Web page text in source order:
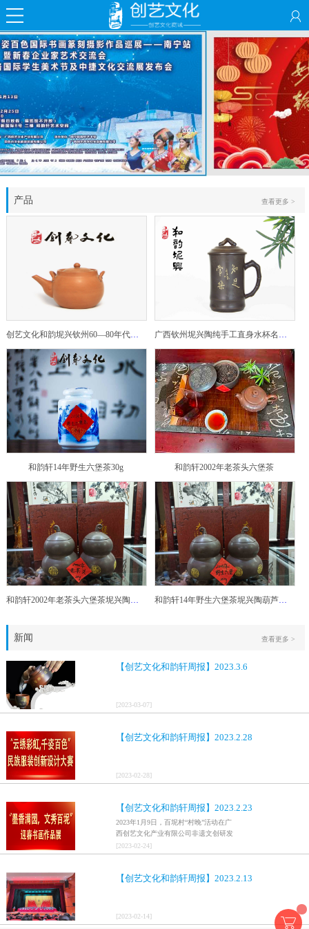
产品 查看更多 >
创艺文化和韵坭兴钦州60—80年代坭兴陶老壶——玉奎壶 广西钦州坭兴陶纯手工直身水杯名家陶瓷大师紫砂建水紫陶
和韵轩14年野生六堡茶30g 和韵轩2002年老茶头六堡茶
和韵轩2002年老茶头六堡茶坭兴陶葫芦茶罐 和韵轩14年野生六堡茶坭兴陶葫芦茶罐
新闻
【创艺文化和韵轩周报】2023.3.6
[2023-03-07]
【创艺文化和韵轩周报】2023.2.28
[2023-02-28]
【创艺文化和韵轩周报】2023.2.23
2023年1月9日，百坭村“村晚”活动在广
西创艺文化产业有限公司非遗文创研发
基地、百色市乐业县百坭壮族织布技艺
传承创意基地正式开启，活动紧扣“启航
村特色设计舞美，突出乡村文艺新体
[2023-02-24]
【创艺文化和韵轩周报】2023.2.13
[2023-02-14]
查看更多 >